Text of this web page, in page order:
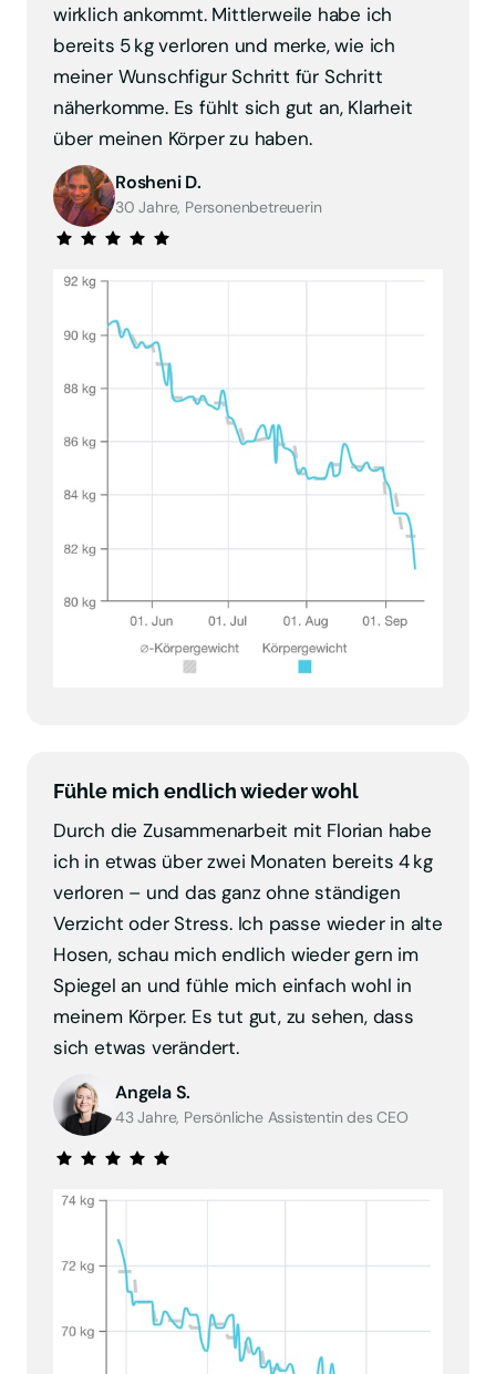
wirklich ankommt. Mittlerweile habe ich
bereits 5 kg verloren und merke, wie ich
meiner Wunschfigur Schritt für Schritt
näherkomme. Es fühlt sich gut an, Klarheit
über meinen Körper zu haben.
Rosheni D.
30 Jahre, Personenbetreuerin
Fühle mich endlich wieder wohl
Durch die Zusammenarbeit mit Florian habe
ich in etwas über zwei Monaten bereits 4 kg
verloren – und das ganz ohne ständigen
Verzicht oder Stress. Ich passe wieder in alte
Hosen, schau mich endlich wieder gern im
Spiegel an und fühle mich einfach wohl in
meinem Körper. Es tut gut, zu sehen, dass
sich etwas verändert.
Angela S.
43 Jahre, Persönliche Assistentin des CEO